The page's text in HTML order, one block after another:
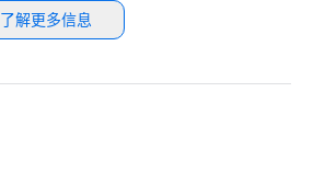
了解更多信息